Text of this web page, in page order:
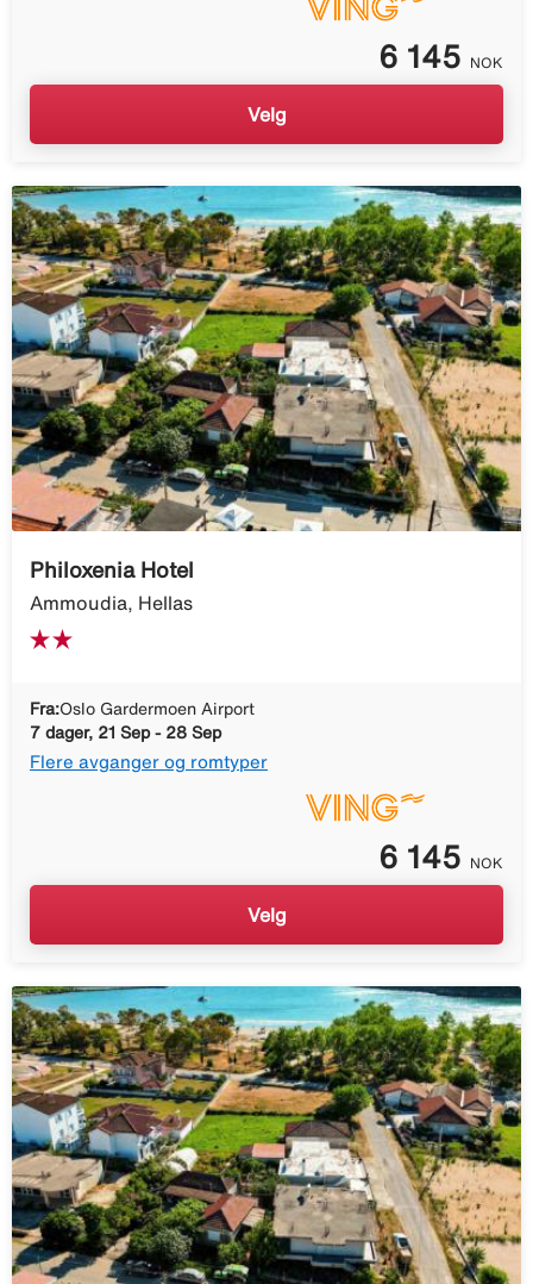
6 145 NOK
Velg
Philoxenia Hotel
Ammoudia, Hellas
Fra:Oslo Gardermoen Airport
7 dager, 21 Sep - 28 Sep
Flere avganger og romtyper
6 145 NOK
Velg